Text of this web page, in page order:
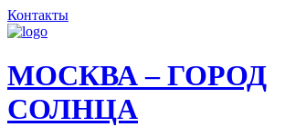
Контакты
МОСКВА – ГОРОД
СОЛНЦА